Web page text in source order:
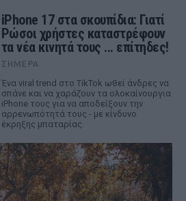
iPhone 17 στα σκουπίδια: Γιατί
Ρώσοι χρήστες καταστρέφουν
τα νέα κινητά τους ... επίτηδες!
ΣΉΜΕΡΑ
Ένα viral trend στο TikTok ωθεί άνδρες να
σπάνε και να χαράζουν τα ολοκαίνουργια
iPhone τους για να αποδείξουν την
αρρενωπότητά τους - με κίνδυνο
έκρηξης μπαταρίας.